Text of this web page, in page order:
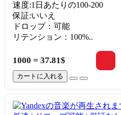
速度:1日あたりの100-200
保証:いいえ
ドロップ：可能
リテンション：100%..
1000 = 37.81$
カートに入れる